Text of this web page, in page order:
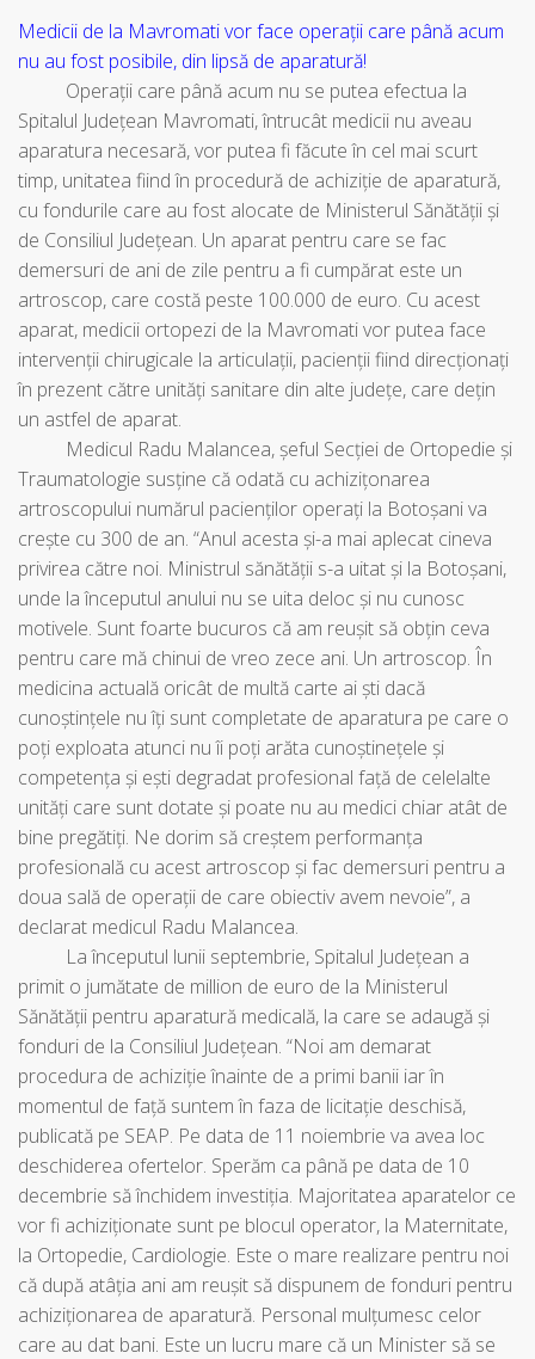
Medicii de la Mavromati vor face operații care până acum
nu au fost posibile, din lipsă de aparatură!
Operații care până acum nu se putea efectua la
Spitalul Județean Mavromati, întrucât medicii nu aveau
aparatura necesară, vor putea fi făcute în cel mai scurt
timp, unitatea fiind în procedură de achiziție de aparatură,
cu fondurile care au fost alocate de Ministerul Sănătății și
de Consiliul Județean. Un aparat pentru care se fac
demersuri de ani de zile pentru a fi cumpărat este un
artroscop, care costă peste 100.000 de euro. Cu acest
aparat, medicii ortopezi de la Mavromati vor putea face
intervenții chirugicale la articulații, pacienții fiind direcționați
în prezent către unități sanitare din alte județe, care dețin
un astfel de aparat.
Medicul Radu Malancea, șeful Secției de Ortopedie și
Traumatologie susține că odată cu achizițonarea
artroscopului numărul pacienților operați la Botoșani va
crește cu 300 de an. “Anul acesta și-a mai aplecat cineva
privirea către noi. Ministrul sănătății s-a uitat și la Botoșani,
unde la începutul anului nu se uita deloc și nu cunosc
motivele. Sunt foarte bucuros că am reușit să obțin ceva
pentru care mă chinui de vreo zece ani. Un artroscop. În
medicina actuală oricât de multă carte ai ști dacă
cunoștințele nu îți sunt completate de aparatura pe care o
poți exploata atunci nu îi poți arăta cunoștinețele și
competența și ești degradat profesional față de celelalte
unități care sunt dotate și poate nu au medici chiar atât de
bine pregătiți. Ne dorim să creștem performanța
profesională cu acest artroscop și fac demersuri pentru a
doua sală de operații de care obiectiv avem nevoie”, a
declarat medicul Radu Malancea.
La începutul lunii septembrie, Spitalul Județean a
primit o jumătate de million de euro de la Ministerul
Sănătății pentru aparatură medicală, la care se adaugă și
fonduri de la Consiliul Județean. “Noi am demarat
procedura de achiziție înainte de a primi banii iar în
momentul de față suntem în faza de licitație deschisă,
publicată pe SEAP. Pe data de 11 noiembrie va avea loc
deschiderea ofertelor. Sperăm ca până pe data de 10
decembrie să închidem investiția. Majoritatea aparatelor ce
vor fi achiziționate sunt pe blocul operator, la Maternitate,
la Ortopedie, Cardiologie. Este o mare realizare pentru noi
că după atâția ani am reușit să dispunem de fonduri pentru
achiziționarea de aparatură. Personal mulțumesc celor
care au dat bani. Este un lucru mare că un Minister să se